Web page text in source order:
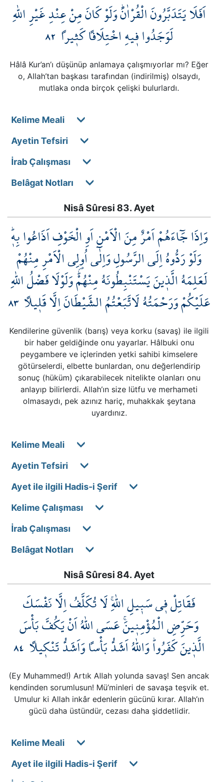
اَفَلَا يَتَدَبَّرُونَ الْقُرْاٰنَۜ وَلَوْ كَانَ مِنْ عِنْدِ غَيْرِ اللّٰهِ
لَوَجَدُوا ف۪يهِ اخْتِلَافاً كَث۪يراً ٨٢
Hâlâ Kur’an’ı düşünüp anlamaya çalışmıyorlar mı? Eğer
o, Allah’tan başkası tarafından (indirilmiş) olsaydı,
mutlaka onda birçok çelişki bulurlardı.
Kelime Meali
Ayetin Tefsiri
İrab Çalışması
Belâgat Notları
Nisâ Sûresi 83. Ayet
وَاِذَا جَٓاءَهُمْ اَمْرٌ مِنَ الْاَمْنِ اَوِ الْخَوْفِ اَذَاعُوا بِه۪ۜ
وَلَوْ رَدُّوهُ اِلَى الرَّسُولِ وَاِلٰٓى اُو۬لِي الْاَمْرِ مِنْهُمْ
لَعَلِمَهُ الَّذ۪ينَ يَسْتَنْبِطُونَهُ مِنْهُمْۜ وَلَوْلَا فَضْلُ اللّٰهِ
عَلَيْكُمْ وَرَحْمَتُهُ لَاتَّبَعْتُمُ الشَّيْطَانَ اِلَّا قَل۪يلاً٨٣
Kendilerine güvenlik (barış) veya korku (savaş) ile ilgili
bir haber geldiğinde onu yayarlar. Hâlbuki onu
peygambere ve içlerinden yetki sahibi kimselere
götürselerdi, elbette bunlardan, onu değerlendirip
sonuç (hüküm) çıkarabilecek nitelikte olanları onu
anlayıp bilirlerdi. Allah’ın size lütfu ve merhameti
olmasaydı, pek azınız hariç, muhakkak şeytana
uyardınız.
Kelime Meali
Ayetin Tefsiri
Ayet ile ilgili Hadis-i Şerif
Kelime Çalışması
İrab Çalışması
Belâgat Notları
Nisâ Sûresi 84. Ayet
فَقَاتِلْ ف۪ي سَب۪يلِ اللّٰهِۚ لَا تُكَلَّفُ اِلَّا نَفْسَكَ
وَحَرِّضِ الْمُؤْمِن۪ينَۚ عَسَى اللّٰهُ اَنْ يَكُفَّ بَأْسَ
الَّذ۪ينَ كَفَرُواۜ وَاللّٰهُ اَشَدُّ بَأْساً وَاَشَدُّ تَنْك۪يلاً ٨٤
(Ey Muhammed!) Artık Allah yolunda savaş! Sen ancak
kendinden sorumlusun! Mü’minleri de savaşa teşvik et.
Umulur ki Allah inkâr edenlerin gücünü kırar. Allah’ın
gücü daha üstündür, cezası daha şiddetlidir.
Kelime Meali
Ayet ile ilgili Hadis-i Şerif